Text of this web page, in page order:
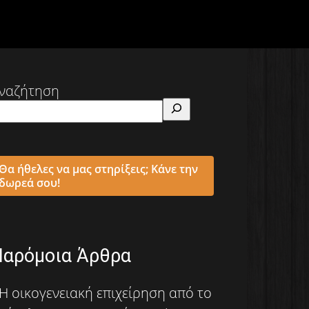
ήθελες να μας στηρίξεις; Κάνε την
σου!
Άρθρα
οικογενειακή επιχείρηση από το